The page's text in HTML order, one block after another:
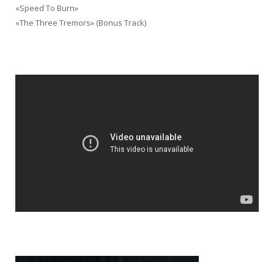
«Speed To Burn»
«The Three Tremors» (Bonus Track)